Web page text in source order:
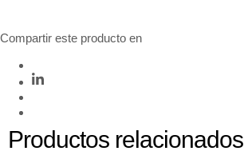
Compartir este producto en
Productos relacionados